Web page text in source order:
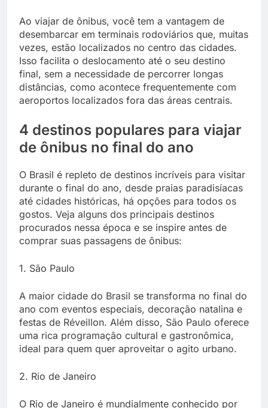
Ao viajar de ônibus, você tem a vantagem de
desembarcar em terminais rodoviários que, muitas
vezes, estão localizados no centro das cidades.
Isso facilita o deslocamento até o seu destino
final, sem a necessidade de percorrer longas
distâncias, como acontece frequentemente com
aeroportos localizados fora das áreas centrais.
4 destinos populares para viajar
de ônibus no final do ano
O Brasil é repleto de destinos incríveis para visitar
durante o final do ano, desde praias paradisíacas
até cidades históricas, há opções para todos os
gostos. Veja alguns dos principais destinos
procurados nessa época e se inspire antes de
comprar suas passagens de ônibus:
1. São Paulo
A maior cidade do Brasil se transforma no final do
ano com eventos especiais, decoração natalina e
festas de Réveillon. Além disso, São Paulo oferece
uma rica programação cultural e gastronômica,
ideal para quem quer aproveitar o agito urbano.
2. Rio de Janeiro
O Rio de Janeiro é mundialmente conhecido por